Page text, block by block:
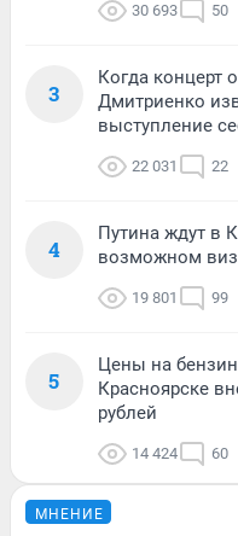
30 693 50
3
Когда концерт
Дмитриенко
выступление
22 031 22
4
Путина ждут в
возможном
19 801 99
5
Цены на
Красноярске
рублей
14 424 60
МНЕНИЕ